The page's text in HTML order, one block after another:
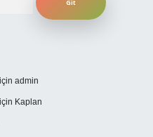
için admin
için Kaplan